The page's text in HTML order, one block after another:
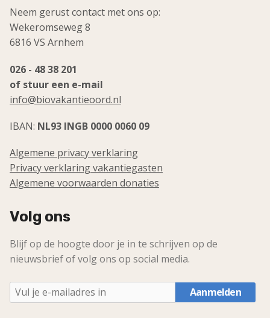
Neem gerust contact met ons op:
Wekeromseweg 8
6816 VS Arnhem
026 - 48 38 201
of stuur een e-mail
info@biovakantieoord.nl
IBAN: NL93 INGB 0000 0060 09
Algemene privacy verklaring
Privacy verklaring vakantiegasten
Algemene voorwaarden donaties
Volg ons
Blijf op de hoogte door je in te schrijven op de
nieuwsbrief of volg ons op social media.
Aanmelden